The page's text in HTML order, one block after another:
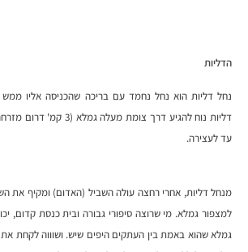
הדליות
נחל דליות הוא נחל נחמד עם בריכה שהכניסה אליו
עד לעצירה.
מנחל דליות, אחרי רחצה עולה השביל (האדום) ומקיף את
למצפור גמלא. מי שרוצה סיפורי גבורה ובית כנסת קדום,
גמלא שהוא באמת בין העתקים היפים שיש. ושוווה לקחת את